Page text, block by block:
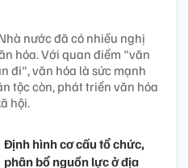
nước đã có nhiều nghị
hóa. Với quan điểm "văn
đi", văn hóa là sức mạnh
tộc còn, phát triển văn hóa
hội.
Định hình cơ cấu tổ chức,
phân bổ nguồn lực ở địa